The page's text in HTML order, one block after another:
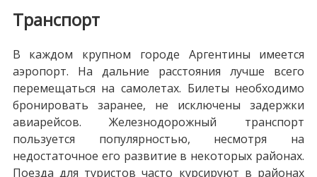
Транспорт
В каждом крупном городе Аргентины имеется
аэропорт. На дальние расстояния лучше всего
перемещаться на самолетах. Билеты необходимо
бронировать заранее, не исключены задержки
авиарейсов. Железнодорожный транспорт
пользуется популярностью, несмотря на
недостаточное его развитие в некоторых районах.
Поезда для туристов часто курсируют в районах